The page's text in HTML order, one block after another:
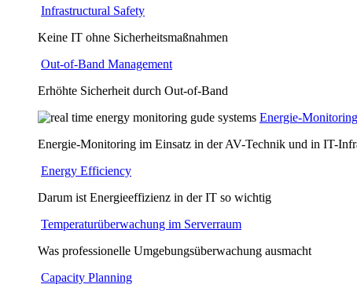
Infrastructural Safety
Keine IT ohne Sicherheitsmaßnahmen
Out-of-Band Management
Erhöhte Sicherheit durch Out-of-Band
Energie-Monitoring
Energie-Monitoring im Einsatz in der AV-Technik und in IT-
Energy Efficiency
Darum ist Energieeffizienz in der IT so wichtig
Temperaturüberwachung im Serverraum
Was professionelle Umgebungsüberwachung ausmacht
Capacity Planning